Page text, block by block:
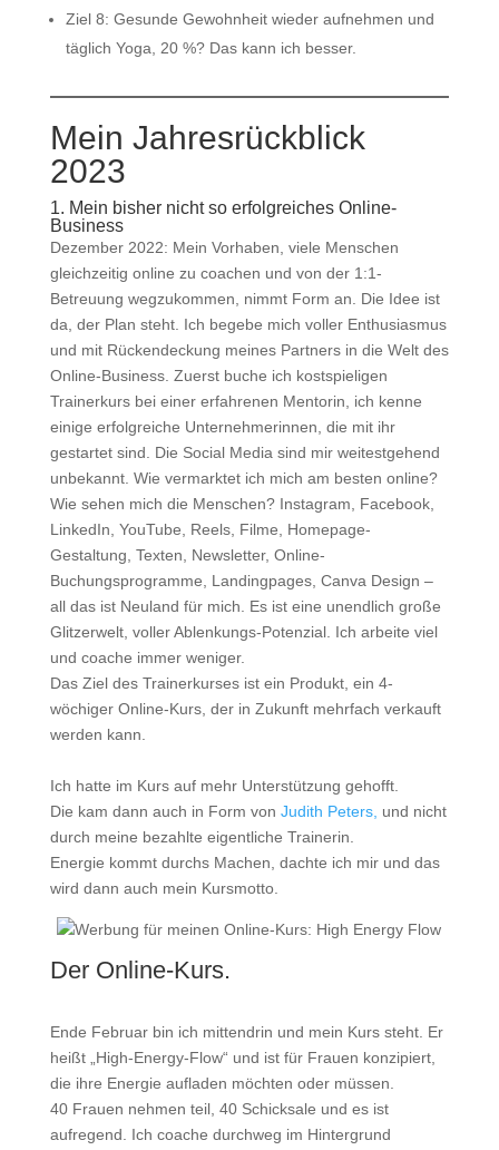
Ziel 8: Gesunde Gewohnheit wieder aufnehmen und
täglich Yoga, 20 %? Das kann ich besser.
Mein Jahresrückblick
2023
1. Mein bisher nicht so erfolgreiches Online-
Business
Dezember 2022: Mein Vorhaben, viele Menschen
gleichzeitig online zu coachen und von der 1:1-
Betreuung wegzukommen, nimmt Form an. Die Idee ist
da, der Plan steht. Ich begebe mich voller Enthusiasmus
und mit Rückendeckung meines Partners in die Welt des
Online-Business. Zuerst buche ich kostspieligen
Trainerkurs bei einer erfahrenen Mentorin, ich kenne
einige erfolgreiche Unternehmerinnen, die mit ihr
gestartet sind. Die Social Media sind mir weitestgehend
unbekannt. Wie vermarktet ich mich am besten online?
Wie sehen mich die Menschen? Instagram, Facebook,
LinkedIn, YouTube, Reels, Filme, Homepage-
Gestaltung, Texten, Newsletter, Online-
Buchungsprogramme, Landingpages, Canva Design –
all das ist Neuland für mich. Es ist eine unendlich große
Glitzerwelt, voller Ablenkungs-Potenzial. Ich arbeite viel
und coache immer weniger.
Das Ziel des Trainerkurses ist ein Produkt, ein 4-
wöchiger Online-Kurs, der in Zukunft mehrfach verkauft
werden kann.
Ich hatte im Kurs auf mehr Unterstützung gehofft.
Die kam dann auch in Form von Judith Peters, und nicht
durch meine bezahlte eigentliche Trainerin.
Energie kommt durchs Machen, dachte ich mir und das
wird dann auch mein Kursmotto.
Der Online-Kurs.
Ende Februar bin ich mittendrin und mein Kurs steht. Er
heißt „High-Energy-Flow“ und ist für Frauen konzipiert,
die ihre Energie aufladen möchten oder müssen.
40 Frauen nehmen teil, 40 Schicksale und es ist
aufregend. Ich coache durchweg im Hintergrund